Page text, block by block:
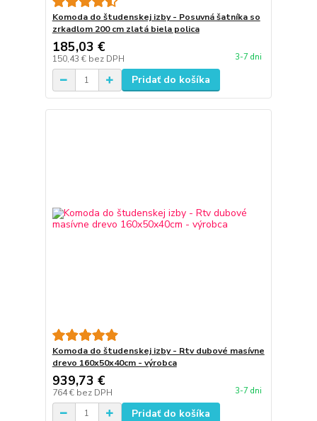
Komoda do študenskej izby - Posuvná šatníka so
zrkadlom 200 cm zlatá biela polica
185,03 €
150,43 € bez DPH 3-7 dni
Pridať do košíka
Komoda do študenskej izby - Rtv dubové masívne
drevo 160x50x40cm - výrobca
939,73 €
764 € bez DPH 3-7 dni
Pridať do košíka